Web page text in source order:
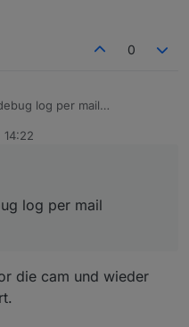
0
log per mail
log per mail
die cam und wieder